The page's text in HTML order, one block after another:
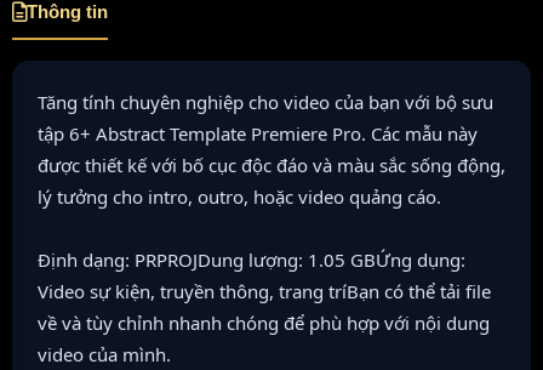
Thông tin
Tăng tính chuyên nghiệp cho video của bạn với bộ sưu
tập 6+ Abstract Template Premiere Pro. Các mẫu này
được thiết kế với bố cục độc đáo và màu sắc sống động,
lý tưởng cho intro, outro, hoặc video quảng cáo.
Định dạng: PRPROJDung lượng: 1.05 GBỨng dụng:
Video sự kiện, truyền thông, trang tríBạn có thể tải file
về và tùy chỉnh nhanh chóng để phù hợp với nội dung
video của mình.